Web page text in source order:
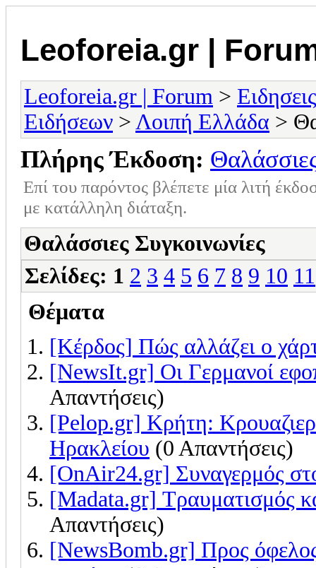
Leoforeia.gr |
Leoforeia.gr | Forum > Ειδησεις
Ειδήσεων > Λοιπή Ελλάδα >
Πλήρης Έκδοση:
Επί του παρόντος βλέπετε μία λιτή
με κατάλληλη διάταξη.
Θαλάσσιες Συγκοινωνίες
Σελίδες: 1 2 3 4 5 6 7 8 9 10 11
Θέματα
[Κέρδος] Πώς αλλάζει ο
[NewsIt.gr] Οι Γερμανοί
Απαντήσεις)
[Pelop.gr] Κρήτη:
Ηρακλείου (0 Απαντήσεις)
[OnAir24.gr] Συναγερμός
[Madata.gr] Τραυματισμός
Απαντήσεις)
[NewsBomb.gr] Προς